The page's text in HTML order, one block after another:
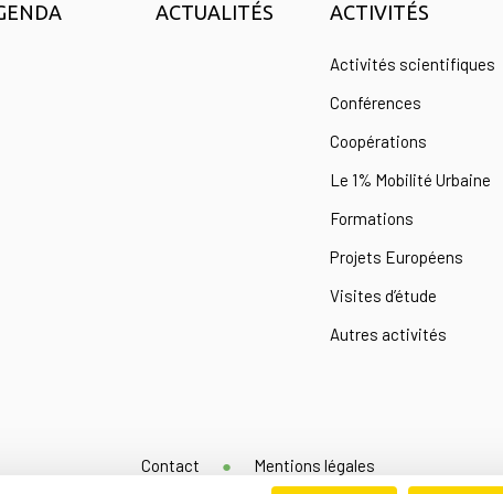
ACTUALITÉS ACTIVITÉS
Activités scientifiques
Conférences
Coopérations
Le 1% Mobilité Urbaine
Formations
Projets Européens
Visites d’étude
Autres activités
Contact Mentions légales